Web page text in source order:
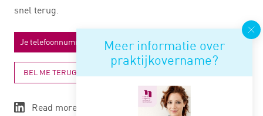
Meer informatie over
praktijkovername?
snel terug.
BEL ME TERUG
Read more